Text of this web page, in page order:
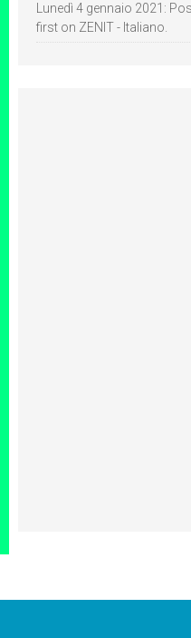
Lunedì 4 gennaio 2021:
first on ZENIT - Italiano.